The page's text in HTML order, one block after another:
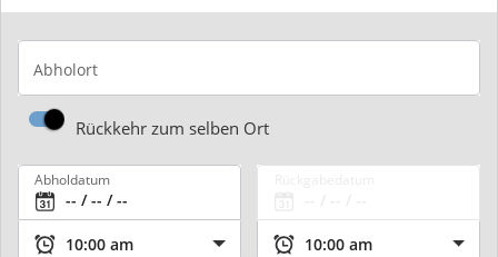
Abholort
Rückkehr zum selben Ort
Abholdatum